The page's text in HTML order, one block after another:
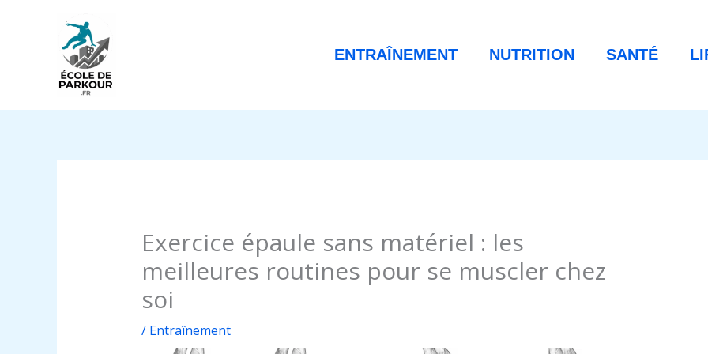
ENTRAÎNEMENT NUTRITION SANTÉ
Exercice épaule sans matériel : les
meilleures routines pour se muscler chez
soi
/ Entraînement